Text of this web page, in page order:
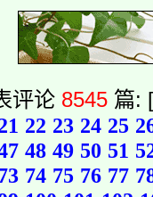
评论 8545 篇:
22 23 24 25
48 49 50 51
74 75 76 77